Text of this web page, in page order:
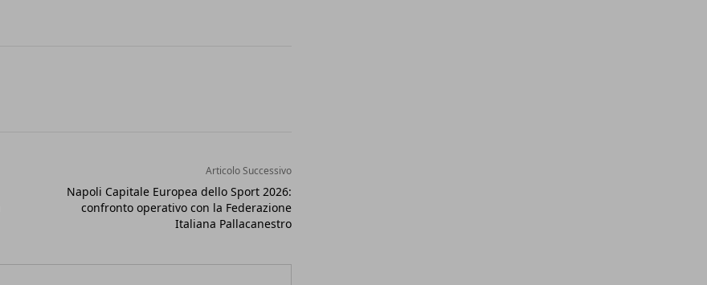
Articolo Successivo
Napoli Capitale Europea dello Sport 2026:
confronto operativo con la Federazione
Italiana Pallacanestro